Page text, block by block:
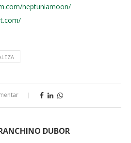
neptuniamoon/
DUBOR